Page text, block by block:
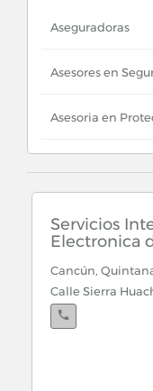
Aseguradoras
Asesores en
Asesoria en
Sistemas de
Traslado y
Servicios
Electronica
Cancún,
Calle Sierra